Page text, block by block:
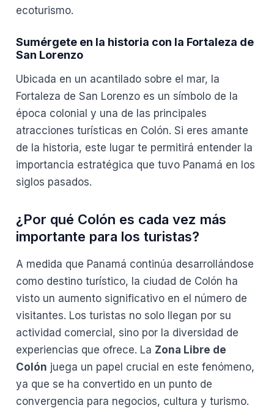
ecoturismo.
Sumérgete en la historia con la Fortaleza de
San Lorenzo
Ubicada en un acantilado sobre el mar, la
Fortaleza de San Lorenzo es un símbolo de la
época colonial y una de las principales
atracciones turísticas en Colón. Si eres amante
de la historia, este lugar te permitirá entender la
importancia estratégica que tuvo Panamá en los
siglos pasados.
¿Por qué Colón es cada vez más
importante para los turistas?
A medida que Panamá continúa desarrollándose
como destino turístico, la ciudad de Colón ha
visto un aumento significativo en el número de
visitantes. Los turistas no solo llegan por su
actividad comercial, sino por la diversidad de
experiencias que ofrece. La Zona Libre de
Colón juega un papel crucial en este fenómeno,
ya que se ha convertido en un punto de
convergencia para negocios, cultura y turismo.